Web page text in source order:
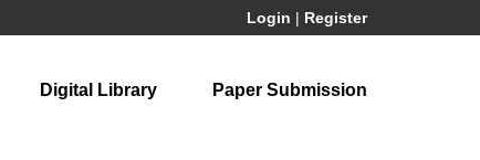
Login | Register
Digital Library Paper Submission